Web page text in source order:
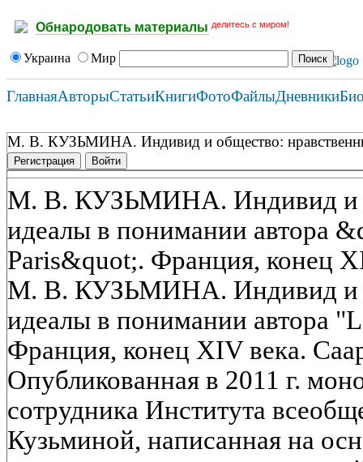
Обнародовать материалы делитесь с миром!
Украина Мир
ГлавнаяАвторыСтатьиКнигиФотоФайлыДневники
М. В. КУЗЬМИНА. Индивид и общество:
Регистрация Войти
М. В. КУЗЬМИНА. Индивид и
идеалы в понимании автора
Paris&quot;. Франция, конец
М. В. КУЗЬМИНА. Индивид и
идеалы в понимании автора
Франция, конец XIV века.
Опубликованная в 2011 г.
сотрудника Института
Кузьминой, написанная на